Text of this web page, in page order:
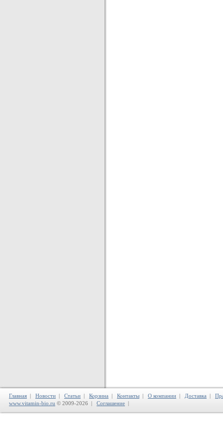
Главная | Новости | Статьи | Корзина | Контакты | О компании | Доставка |
www.vitamin-bio.ru © 2009-2026 | Соглашение |